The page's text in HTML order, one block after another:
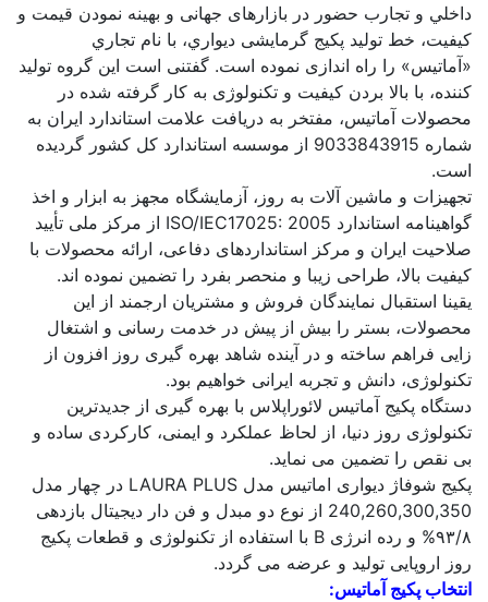
داخلي و تجارب حضور در بازارهای جهانی و بهينه نمودن قيمت و
کيفيت، خط توليد پکيج گرمایشی دیواري، با نام تجاري
«آماتيس» را راه اندازی نموده است. گفتنی است این گروه توليد
کننده، با بالا بردن کيفيت و تکنولوژی به کار گرفته شده در
محصولات آماتيس، مفتخر به دریافت علامت استاندارد ایران به
شماره 9033843915 از موسسه استاندارد کل کشور گردیده
است.
تجهيزات و ماشين آلات به روز، آزمایشگاه مجهز به ابزار و اخذ
گواهينامه استاندارد ISO/IEC17025: 2005 از مرکز ملی تأیيد
صلاحيت ایران و مرکز استانداردهای دفاعی، ارائه محصولات با
کيفيت بالا، طراحی زیبا و منحصر بفرد را تضمين نموده اند.
یقينا استقبال نمایندگان فروش و مشتریان ارجمند از این
محصولات، بستر را بيش از پيش در خدمت رسانی و اشتغال
زایی فراهم ساخته و در آینده شاهد بهره گيری روز افزون از
تکنولوژی، دانش و تجربه ایرانی خواهيم بود.
دستگاه پکیج آماتیس لائوراپلاس با بهره گیری از جدیدترین
تکنولوژی روز دنیا، از لحاظ عملکرد و ایمنی، کارکردی ساده و
بی نقص را تضمین می نماید.
پکیج شوفاژ دیواری اماتیس مدل LAURA PLUS در چهار مدل
240,260,300,350 از نوع دو مبدل و فن دار دیجیتال بازدهی
۹۳/۸% و رده انرژی B با استفاده از تکنولوژی و قطعات پکیج
روز اروپایی تولید و عرضه می گردد.
انتخاب پکیج آماتیس: